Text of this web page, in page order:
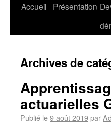
Accueil Présentation
Archives de
actuarielles
Publié le9 août 2019par